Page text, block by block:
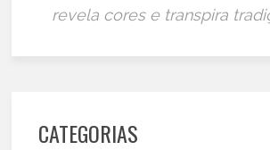
revela cores e transpira
CATEGORIAS